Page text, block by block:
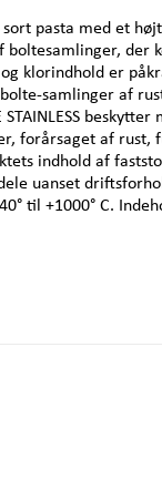
pasta med et
boltesamlinger, der
klorindhold er
samlinger af
STAINLESS beskytter
forårsaget af rust,
indhold af
uanset
til +1000° C.